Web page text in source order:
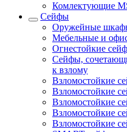
Комлектующие
Сейфы
Оружейные
Мебельные и
Огнестойкие
Сейфы,
к взлому
Взломостойкие
Взломостойкие
Взломостойкие
Взломостойкие
Взломостойкие